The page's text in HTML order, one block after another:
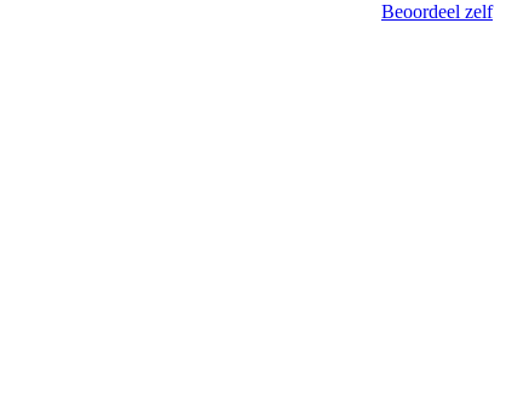
Beoordeel zelf